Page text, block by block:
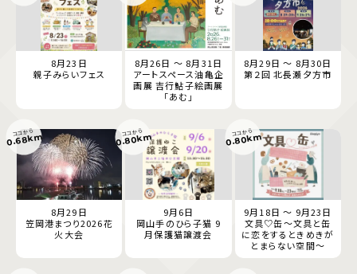
8月23日
親子みらいフェス
8月26日 ～ 8月31日
アートスペース油亀企
画展 吉行鮎子絵画展
「あむ」
8月29日 ～ 8月30日
第２回 北長瀬夕方市
8月29日
笠岡港まつり2026花
火大会
ココから
0.68km
9月6日
岡山手のひら子猫 9
月保護猫譲渡会
ココから
0.80km
9月18日 ～ 9月23日
文具♡缶～文具と缶
に恋をするときめきが
とまらない空間～
ココから
0.80km